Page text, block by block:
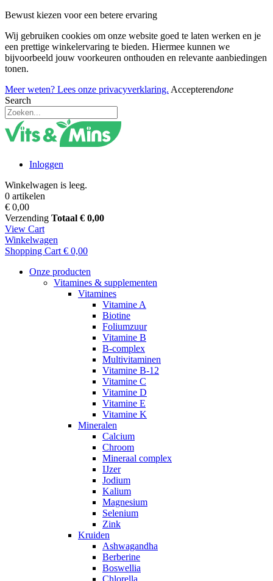
Bewust kiezen voor een betere ervaring
Wij gebruiken cookies om onze website goed te laten werken en je
een prettige winkelervaring te bieden. Hiermee kunnen we
bijvoorbeeld jouw voorkeuren onthouden en relevante aanbiedingen
tonen.
Meer weten? Lees onze privacyverklaring. Accepterendone
Search
Inloggen
Winkelwagen is leeg.
0 artikelen
€ 0,00
Verzending Totaal € 0,00
View Cart
Winkelwagen
Shopping Cart € 0,00
Onze producten
Vitamines & supplementen
Vitamines
Vitamine A
Biotine
Foliumzuur
Vitamine B
B-complex
Multivitaminen
Vitamine B-12
Vitamine C
Vitamine D
Vitamine E
Vitamine K
Mineralen
Calcium
Chroom
Mineraal complex
IJzer
Jodium
Kalium
Magnesium
Selenium
Zink
Kruiden
Ashwagandha
Berberine
Boswellia
Chlorella